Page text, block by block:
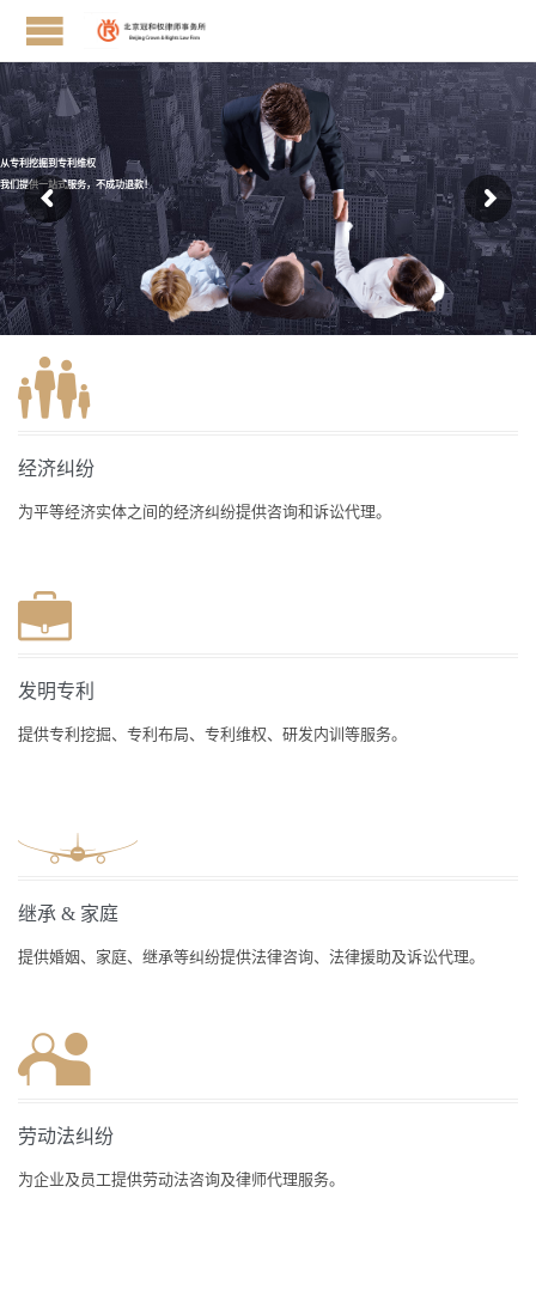
从专利挖掘到专利维权
我们提供一站式服务，不成功退款！
经济纠纷
为平等经济实体之间的经济纠纷提供咨询和诉讼代理。
发明专利
提供专利挖掘、专利布局、专利维权、研发内训等服务。
继承 & 家庭
提供婚姻、家庭、继承等纠纷提供法律咨询、法律援助及诉讼代理。
劳动法纠纷
为企业及员工提供劳动法咨询及律师代理服务。